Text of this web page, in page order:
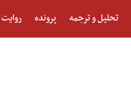
تحلیل و ترجمه پرونده روایت